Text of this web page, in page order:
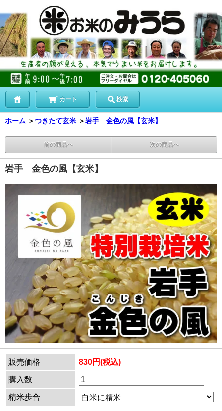
カート 検索
ホーム ＞つきたて玄米 ＞岩手 金色の風【玄米】
前の商品へ 次の商品へ
岩手 金色の風【玄米】
販売価格 830円(税込)
購入数
精米歩合